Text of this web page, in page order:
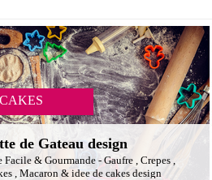
de Gateau design
Facile & Gourmande - Gaufre , Crepes ,
, Macaron & idee de cakes design